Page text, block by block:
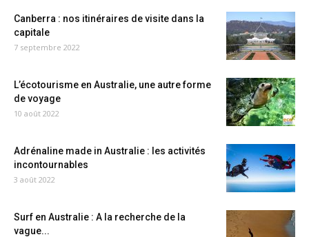
Canberra : nos itinéraires de visite dans la
capitale
7 septembre 2022
L’écotourisme en Australie, une autre forme
de voyage
10 août 2022
Adrénaline made in Australie : les activités
incontournables
3 août 2022
Surf en Australie : A la recherche de la
vague...